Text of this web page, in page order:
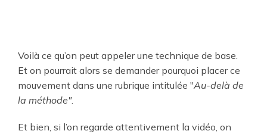
Voilà ce qu’on peut appeler une technique de base.
Et on pourrait alors se demander pourquoi placer ce
mouvement dans une rubrique intitulée "Au-delà de
la méthode".
Et bien, si l’on regarde attentivement la vidéo, on